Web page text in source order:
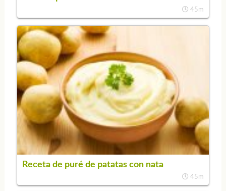
45m
Receta de puré de patatas con nata
45m